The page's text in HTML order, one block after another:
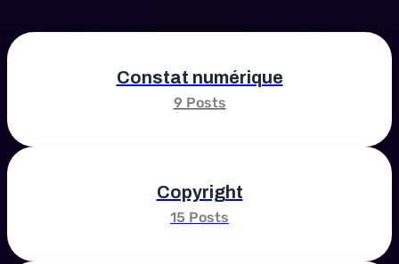
Constat numérique
9 Posts
Copyright
15 Posts